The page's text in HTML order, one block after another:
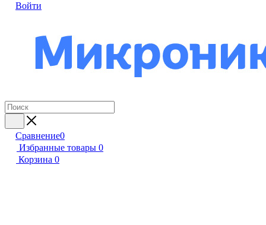
Войти
Сравнение0
Избранные товары 0
Корзина 0